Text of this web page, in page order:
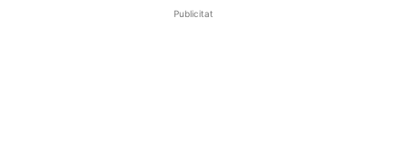
Publicitat